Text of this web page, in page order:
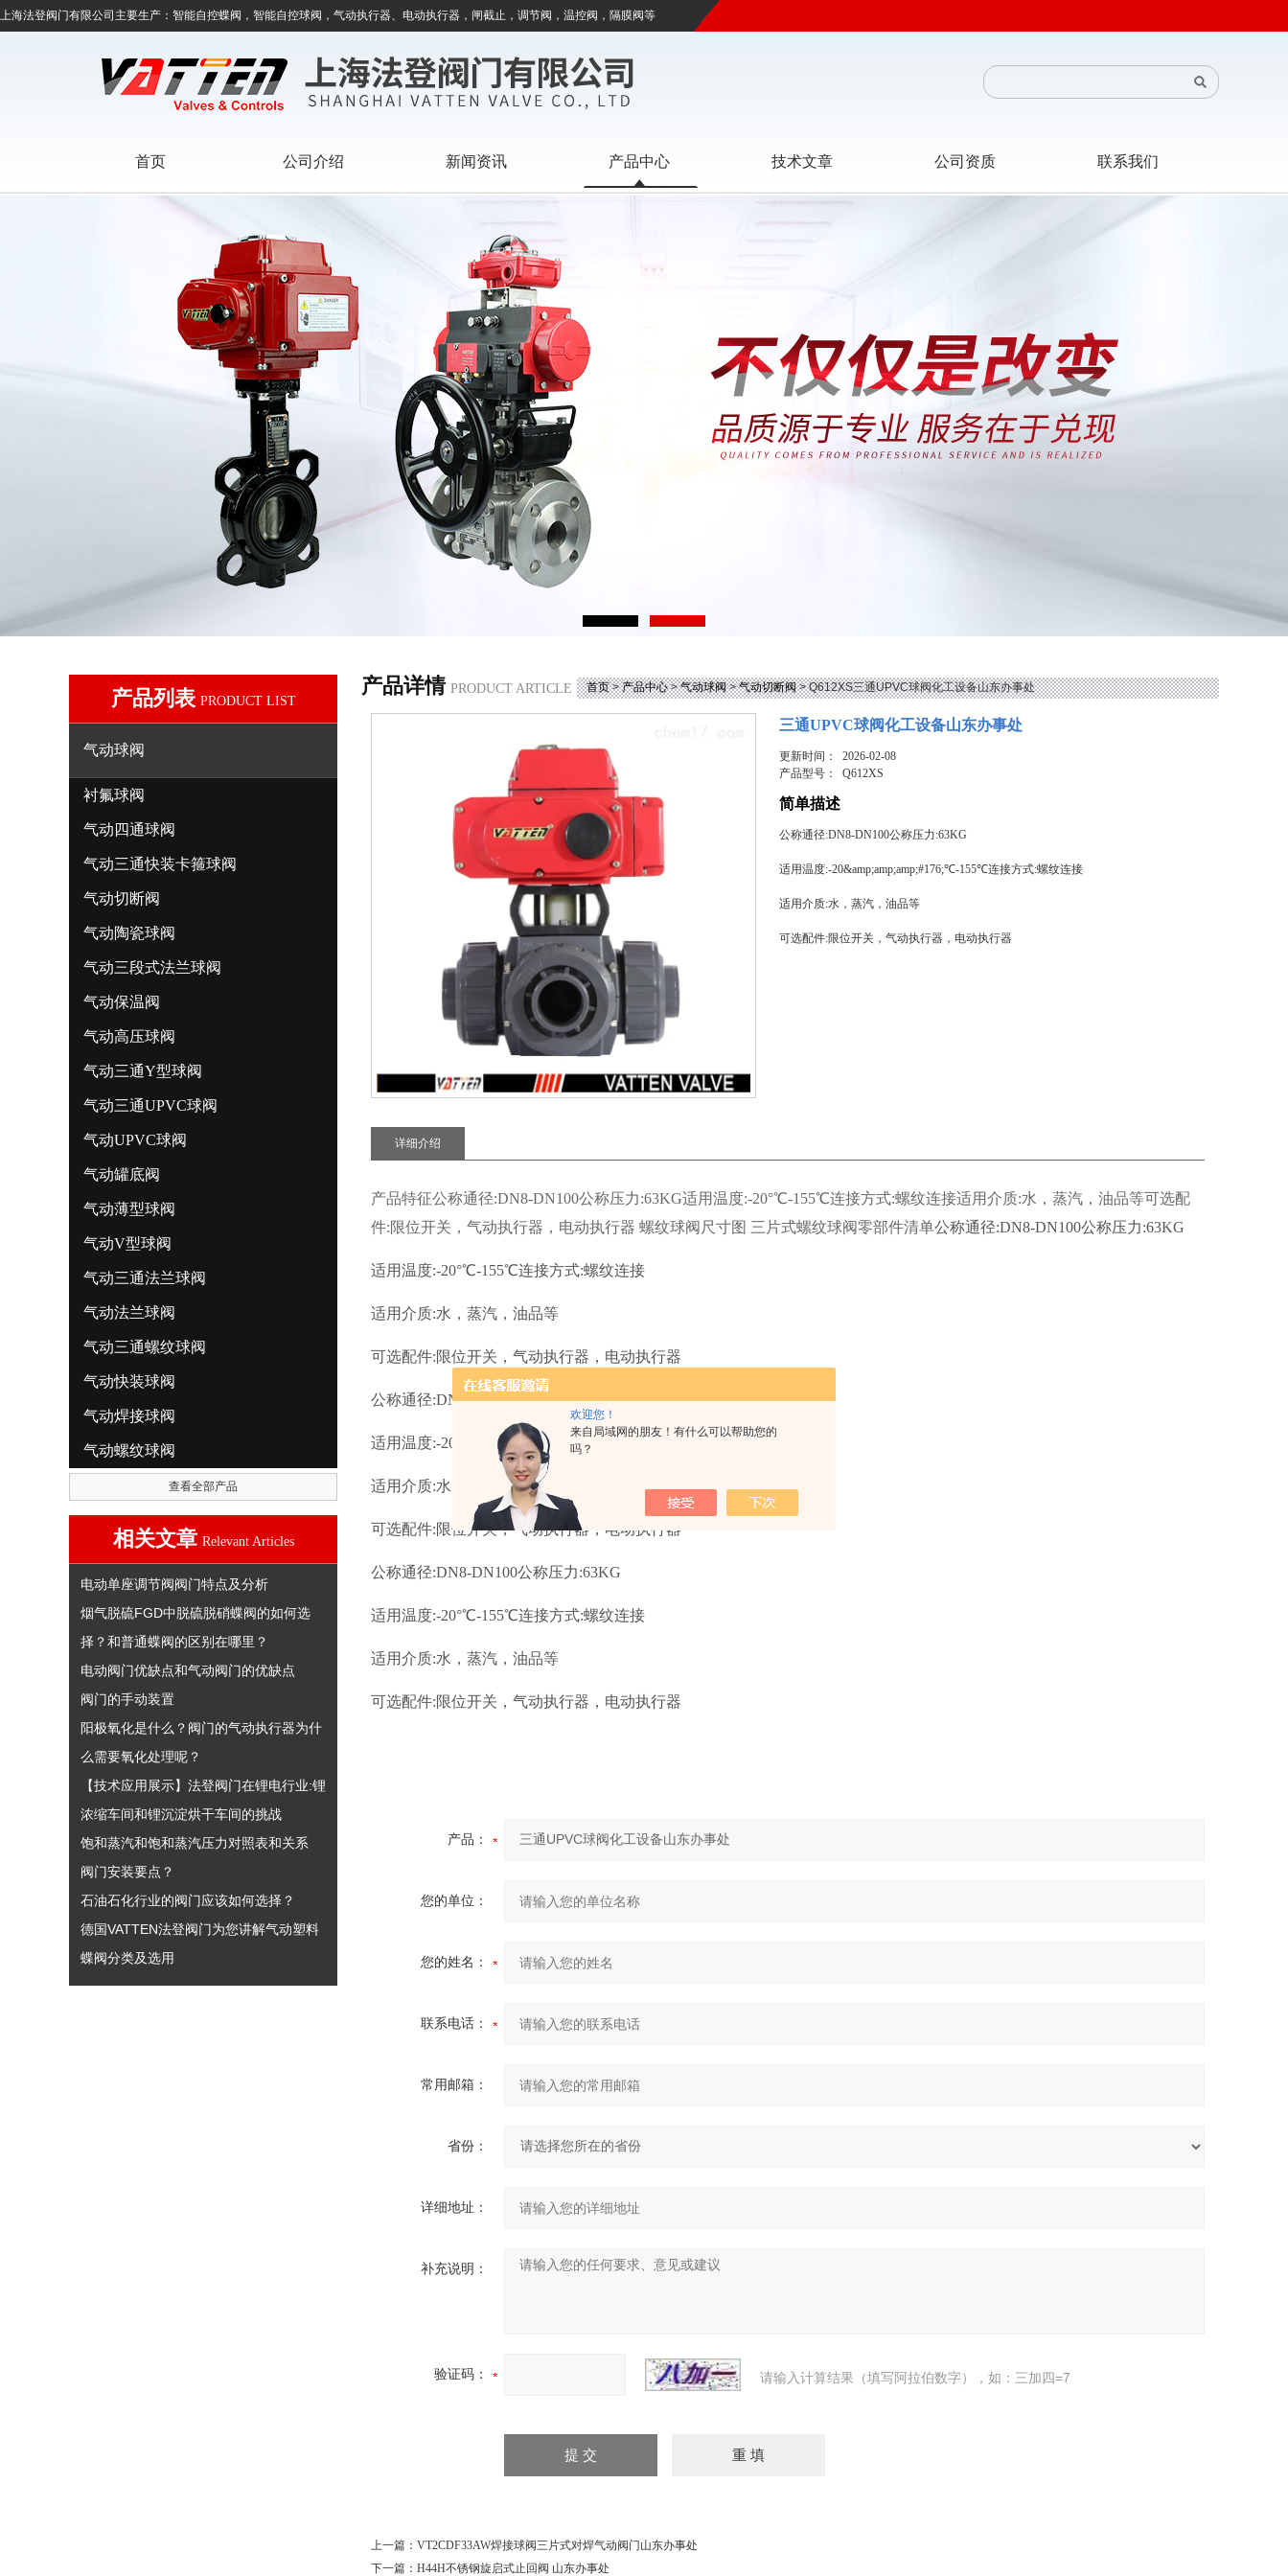
欢迎您！
来自局域网的朋友！有什么可以帮助您的
吗？
上海法登阀门有限公司主要生产：智能自控蝶阀，智能自控球阀，气动执行器、电动执行器，闸截止，调节阀，温控阀，隔膜阀等
首页 公司介绍 新闻资讯 产品中心 技术文章 公司资质 联系我们
产品列表 PRODUCT LIST
气动球阀
衬氟球阀
气动四通球阀
气动三通快装卡箍球阀
气动切断阀
气动陶瓷球阀
气动三段式法兰球阀
气动保温阀
气动高压球阀
气动三通Y型球阀
气动三通UPVC球阀
气动UPVC球阀
气动罐底阀
气动薄型球阀
气动V型球阀
气动三通法兰球阀
气动法兰球阀
气动三通螺纹球阀
气动快装球阀
气动焊接球阀
气动螺纹球阀
查看全部产品
相关文章 Relevant Articles
电动单座调节阀阀门特点及分析
烟气脱硫FGD中脱硫脱硝蝶阀的如何选
择？和普通蝶阀的区别在哪里？
电动阀门优缺点和气动阀门的优缺点
阀门的手动装置
阳极氧化是什么？阀门的气动执行器为什
么需要氧化处理呢？
【技术应用展示】法登阀门在锂电行业:锂
浓缩车间和锂沉淀烘干车间的挑战
饱和蒸汽和饱和蒸汽压力对照表和关系
阀门安装要点？
石油石化行业的阀门应该如何选择？
德国VATTEN法登阀门为您讲解气动塑料
蝶阀分类及选用
产品详情 PRODUCT ARTICLE 首页>产品中心>气动球阀>气动切断阀> Q612XS三通UPVC球阀化工设备山东办事处
三通UPVC球阀化工设备山东办事处
更新时间： 2026-02-08
产品型号：Q612XS
简单描述
公称通径:DN8-DN100公称压力:63KG
适用温度:-20&amp;amp;amp;#176;℃-155℃连接方式:螺纹连接
适用介质:水，蒸汽，油品等
可选配件:限位开关，气动执行器，电动执行器
详细介绍
产品特征公称通径:DN8-DN100公称压力:63KG适用温度:-20°℃-155℃连接方式:螺纹连接适用介质:水，蒸汽，油品等可选配
件:限位开关，气动执行器，电动执行器 螺纹球阀尺寸图 三片式螺纹球阀零部件清单公称通径:DN8-DN100公称压力:63KG
适用温度:-20°℃-155℃连接方式:螺纹连接
适用介质:水，蒸汽，油品等
可选配件:限位开关，气动执行器，电动执行器
公称通径:DN8-DN100公称压力:63KG
适用温度:-20°℃-155℃连接方式:螺纹连接
适用介质:水，蒸汽，油品等
可选配件:限位开关，气动执行器，电动执行器
公称通径:DN8-DN100公称压力:63KG
适用温度:-20°℃-155℃连接方式:螺纹连接
适用介质:水，蒸汽，油品等
可选配件:限位开关，气动执行器，电动执行器
产品：
您的单位：
您的姓名：
联系电话：
常用邮箱：
省份：
详细地址：
补充说明：
验证码： 请输入计算结果（填写阿拉伯数字），如：三加四=7
上一篇： VT2CDF33AW焊接球阀三片式对焊气动阀门山东办事处
下一篇： H44H不锈钢旋启式止回阀 山东办事处